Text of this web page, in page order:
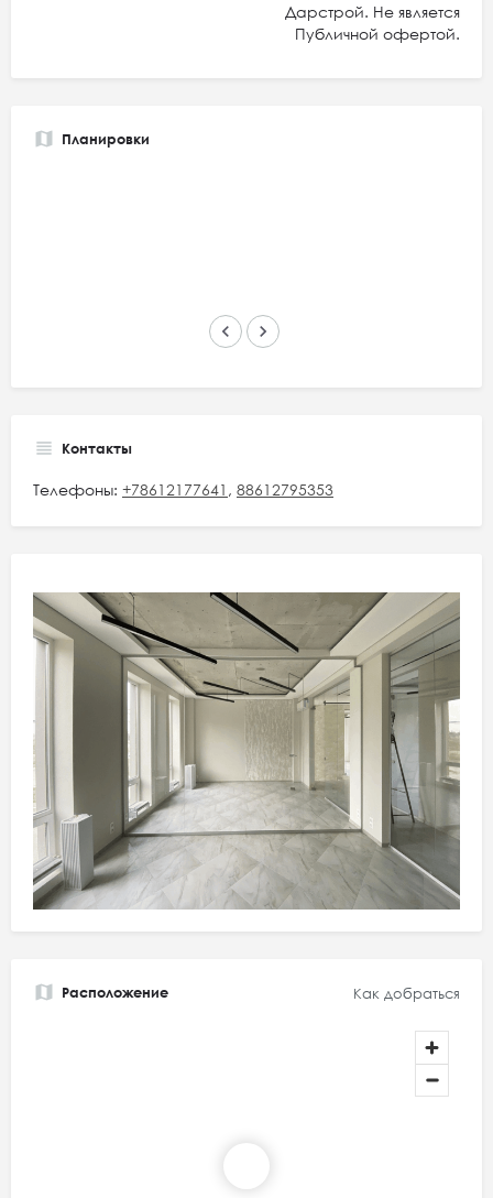
Дарстрой. Не является
Публичной офертой.
Планировки
keyboard_arrow_left keyboard_arrow_right
Контакты
Телефоны: +78612177641 , 88612795353
Расположение Как добраться